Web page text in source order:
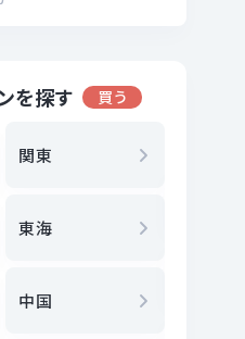
を探す 買う
関東
東海
中国